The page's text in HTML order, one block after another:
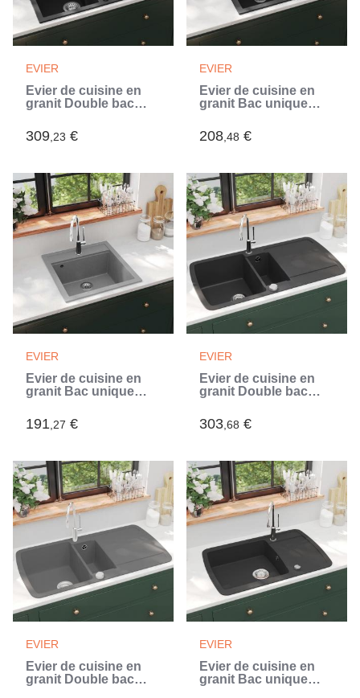
EVIER
Évier de cuisine en
granit Double bac
309,23 €
EVIER
Évier de cuisine en
granit Bac unique
208,48 €
EVIER
Évier de cuisine en
granit Bac unique
191,27 €
EVIER
Évier de cuisine en
granit Double bac
303,68 €
EVIER
Évier de cuisine en
granit Double bac
EVIER
Évier de cuisine en
granit Bac unique